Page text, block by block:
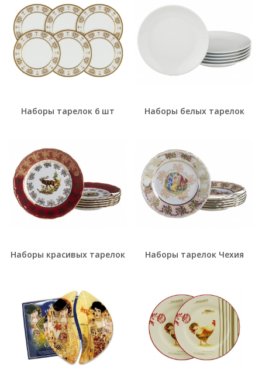
Наборы тарелок 6 шт Наборы белых тарелок
Наборы красивых тарелок Наборы тарелок Чехия